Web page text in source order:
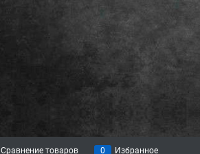
Сравнение товаров 0 Избранное